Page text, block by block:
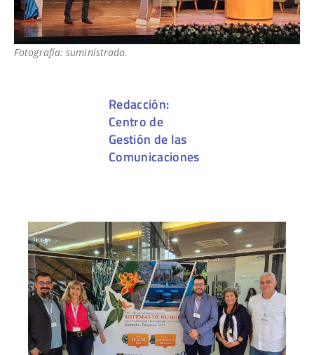
Fotografía: suministrada.
Redacción:
Centro de
Gestión de las
Comunicaciones